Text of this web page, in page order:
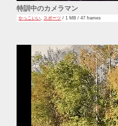
特訓中のカメラマン
かっこいい, スポーツ / 1 MB / 47 frames